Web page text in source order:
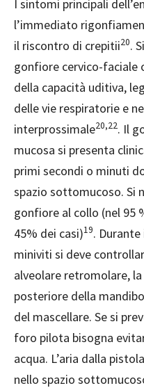
I sintomi principali
l’immediato
il riscontro di crepitii20.
gonfiore cervico-faciale
della capacità uditiva,
delle vie respiratorie e
interprossimale20,22. Il
mucosa si presenta
primi secondi o minuti
spazio sottomucoso. Si
gonfiore al collo (nel 95
45% dei casi)19.
miniviti si deve
alveolare retromolare,
posteriore della
del mascellare. Se si
foro pilota bisogna
acqua. L’aria dalla
nello spazio